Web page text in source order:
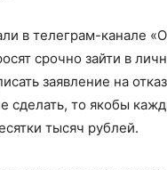
в телеграм-канале
срочно зайти в
заявление на
сделать, то якобы
тысяч рублей.